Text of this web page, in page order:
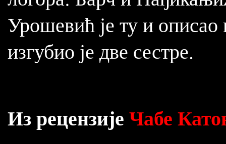
Урошевић је ту и описао
изгубио је две сестре.
Из рецензијеЧабе